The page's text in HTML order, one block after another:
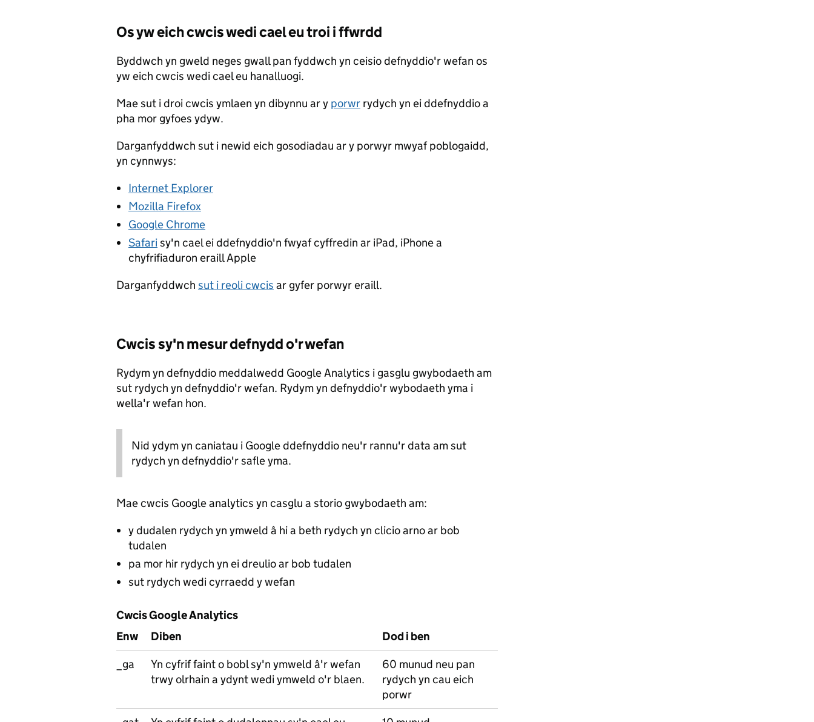
Os yw eich cwcis wedi cael eu troi i ffwrdd
Byddwch yn gweld neges gwall pan fyddwch yn ceisio defnyddio'r wefan os
yw eich cwcis wedi cael eu hanalluogi.
Mae sut i droi cwcis ymlaen yn dibynnu ar y porwr rydych yn ei ddefnyddio a
pha mor gyfoes ydyw.
Darganfyddwch sut i newid eich gosodiadau ar y porwyr mwyaf poblogaidd,
yn cynnwys:
Internet Explorer
Mozilla Firefox
Google Chrome
Safarisy'n cael ei ddefnyddio'n fwyaf cyffredin ar iPad, iPhone a
chyfrifiaduron eraill Apple
Darganfyddwch sut i reoli cwcis ar gyfer porwyr eraill.
Cwcis sy'n mesur defnydd o'r wefan
Rydym yn defnyddio meddalwedd Google Analytics i gasglu gwybodaeth am
sut rydych yn defnyddio'r wefan. Rydym yn defnyddio'r wybodaeth yma i
wella'r wefan hon.
Nid ydym yn caniatau i Google ddefnyddio neu'r rannu'r data am sut
rydych yn defnyddio'r safle yma.
Mae cwcis Google analytics yn casglu a storio gwybodaeth am:
y dudalen rydych yn ymweld â hi a beth rydych yn clicio arno ar bob
tudalen
pa mor hir rydych yn ei dreulio ar bob tudalen
sut rydych wedi cyrraedd y wefan
Cwcis Google Analytics
Enw
Diben
Dod i ben
_ga
Yn cyfrif faint o bobl sy'n ymweld â'r wefan
trwy olrhain a ydynt wedi ymweld o'r blaen.
60 munud neu pan
rydych yn cau eich
porwr